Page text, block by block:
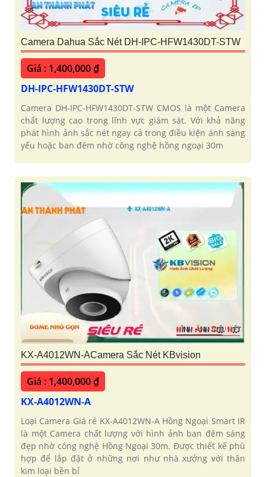
Camera Dahua Sắc Nét DH-IPC-HFW1430DT-STW
Giá : 1,400,000 ₫
DH-IPC-HFW1430DT-STW
Camera DH-IPC-HFW1430DT-STW CMOS là một Camera
chất lượng cao trong lĩnh vực giám sát. Với khả năng
phát hình ảnh sắc nét ngay cả trong điều kiện ánh sáng
yếu hoặc ban đêm nhờ công nghệ hồng ngoại 30m
KX-A4012WN-ACamera Sắc Nét KBvision
Giá : 1,400,000 ₫
KX-A4012WN-A
Loại Camera Giá rẻ KX-A4012WN-A Hồng Ngoại Smart IR
là một Camera chất lượng với hình ảnh ban đêm sáng
đẹp nhờ công nghệ Hồng Ngoại 30m. Được thiết kế phù
hợp để lắp đặt ở những nơi như nhà xưởng với thân
kim loại bền bỉ